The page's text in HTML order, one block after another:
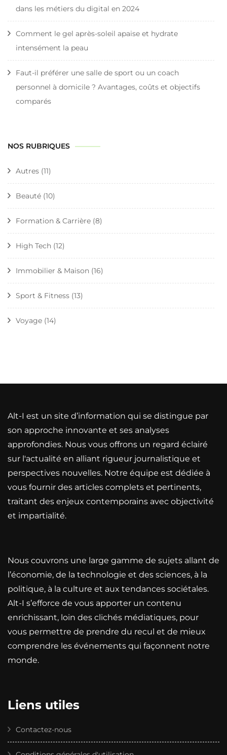
dans les métiers du digital en 2024
Comment le gel après-soleil apaise et hydrate
intensément la peau
Faut-il préférer une salle de sport ou un coach
personnel à domicile ? Avantages, coûts et objectifs
comparés
NOS RUBRIQUES
Autres (11)
Beauté (10)
Formation & Carrière (8)
High Tech (12)
Immobilier & Maison (16)
Sport & Fitness (13)
Voyage (14)
Alt-I est un site d’information qui se distingue par
son approche innovante et ses analyses
approfondies. Nous vous offrons un regard éclairé
sur l'actualité en alliant rigueur journalistique et
perspectives nouvelles. Notre équipe est dédiée à
vous fournir des articles complets et pertinents,
traitant des enjeux contemporains avec objectivité
et impartialité.
Nous couvrons une large gamme de sujets allant de
l’économie, de la technologie et des sciences, à la
politique, à la culture et aux tendances sociétales.
Alt-I s’efforce de vous apporter un contenu
enrichissant, loin des clichés médiatiques, pour
vous permettre de prendre du recul et de mieux
comprendre les événements qui façonnent notre
monde.
Liens utiles
Contactez-nous